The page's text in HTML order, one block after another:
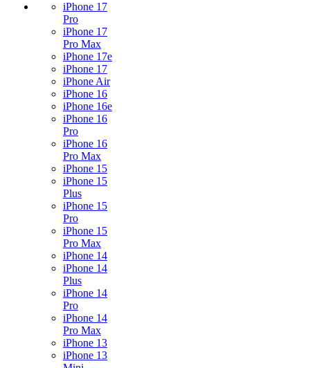
iPhone 17
Pro
iPhone 17
Pro Max
iPhone 17e
iPhone 17
iPhone Air
iPhone 16
iPhone 16e
iPhone 16
Pro
iPhone 16
Pro Max
iPhone 15
iPhone 15
Plus
iPhone 15
Pro
iPhone 15
Pro Max
iPhone 14
iPhone 14
Plus
iPhone 14
Pro
iPhone 14
Pro Max
iPhone 13
iPhone 13